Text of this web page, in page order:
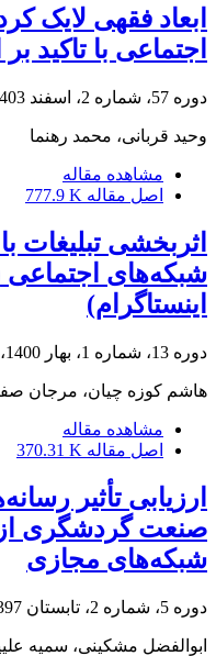
ابعاد فقهی لایک
اجتماعی با
دوره 57، شماره 2، اسفند 1403، صفحه
وحید قربانی، محمد رهنما
مشاهده مقاله
اصل مقاله 777.9 K
اثربخشی تبلیغات
شبکه‌های اجتماعی
اینستاگرام)
دوره 13، شماره 1، بهار 1400، صفحه
هاشم کوزه چیان، مرجان
مشاهده مقاله
اصل مقاله 370.31 K
ارزیابی تأثیر
صنعت گردشگری از
شبکه‌های مجازی
دوره 5، شماره 2، تابستان 1397، صفحه
ابوالفضل مشکینی، سمیه